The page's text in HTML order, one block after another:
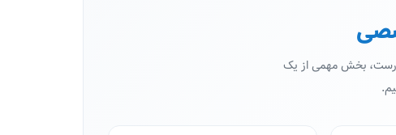
درست، بخش مهمی از یک